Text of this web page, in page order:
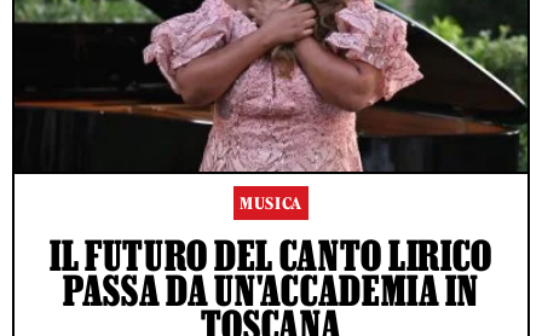
MUSICA
IL FUTURO DEL CANTO LIRICO
PASSA DA UN'ACCADEMIA IN
TOSCANA